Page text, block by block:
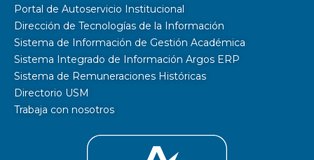
Portal de Autoservicio Institucional
Dirección de Tecnologías de la Información
Sistema de Información de Gestión Académica
Sistema Integrado de Información Argos ERP
Sistema de Remuneraciones Históricas
Directorio USM
Trabaja con nosotros